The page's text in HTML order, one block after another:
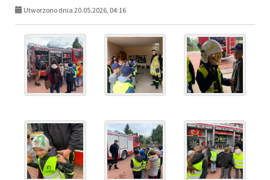
Utworzono dnia 20.05.2026, 04:16